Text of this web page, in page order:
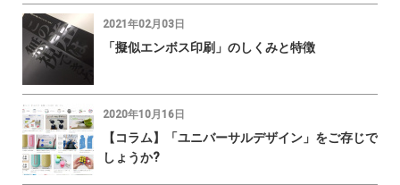
2021年02月03日
「擬似エンボス印刷」のしくみと特徴
2020年10月16日
【コラム】「ユニバーサルデザイン」をご存じで
しょうか?